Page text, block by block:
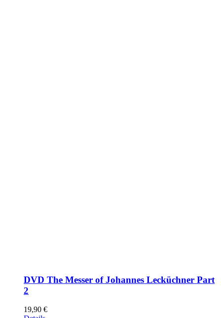
DVD The Messer of Johannes Lecküchner Part
2
19,90 €